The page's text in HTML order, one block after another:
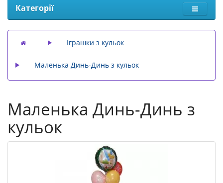
Категорії
Іграшки з кульок
Маленька Динь-Динь з кульок
Маленька Динь-Динь з
кульок